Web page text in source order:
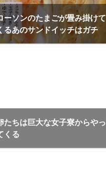
ーソンのたまごが畳み掛けて
るあのサンドイッチはガチ
たちは巨大な女子寮からやっ
くる